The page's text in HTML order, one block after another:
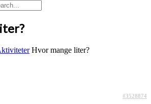
Hvor mange liter?
#3528874